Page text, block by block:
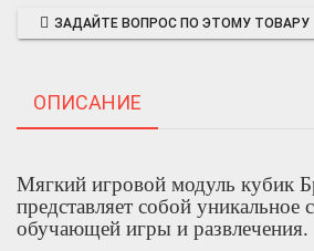
ЗАДАЙТЕ ВОПРОС ПО ЭТОМУ ТОВАРУ
ОПИСАНИЕ
Мягкий игровой модуль кубик
представляет собой уникальное
обучающей игры и развлечения.